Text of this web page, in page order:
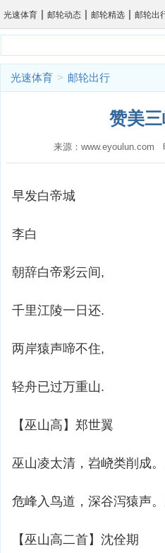
光速体育 | 邮轮动态 | 邮轮精选 | 邮轮出
光速体育 > 邮轮出行
赞美
来源：
早发白帝城
李白
朝辞白帝彩云间,
千里江陵一日还.
两岸猿声啼不住,
轻舟已过万重山.
【巫山高】郑世翼
巫山凌太清，岧峣类削成
危峰入鸟道，深谷泻猿声
【巫山高二首】沈佺期